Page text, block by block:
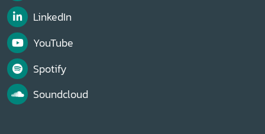
LinkedIn
YouTube
Spotify
Soundcloud